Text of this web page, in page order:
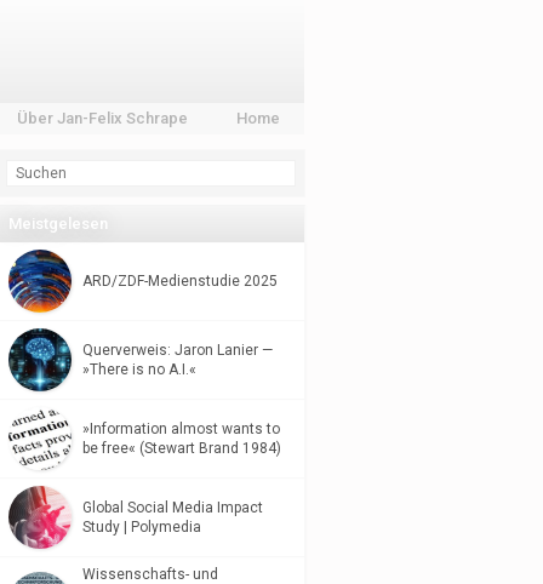
Home
Über Jan-Felix Schrape
Meistgelesen
ARD/ZDF-Medienstudie 2025
Querverweis: Jaron Lanier —
»There is no A.I.«
»Information almost wants to
be free« (Stewart Brand 1984)
Global Social Media Impact
Study | Polymedia
Wissenschafts- und